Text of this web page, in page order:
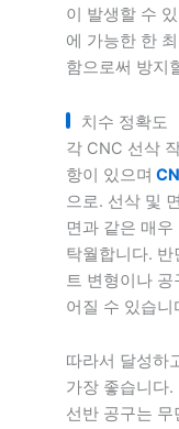
이 발생할 수
에 가능한 한
함으로써 방지
치수 정확도
각 CNC 선삭
항이 있으며
으로. 선삭 및
면과 같은 매
탁월합니다. 반
트 변형이나
어질 수 있습니
따라서 달성하
가장 좋습니다
선반 공구는